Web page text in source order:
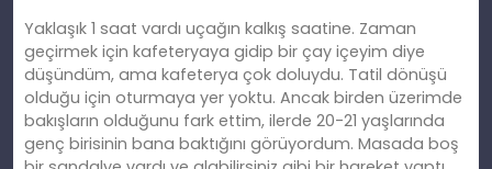
Yaklaşık 1 saat vardı uçağın kalkış saatine. Zaman
geçirmek için kafeteryaya gidip bir çay içeyim diye
düşündüm, ama kafeterya çok doluydu. Tatil dönüşü
olduğu için oturmaya yer yoktu. Ancak birden üzerimde
bakışların olduğunu fark ettim, ilerde 20-21 yaşlarında
genç birisinin bana baktığını görüyordum. Masada boş